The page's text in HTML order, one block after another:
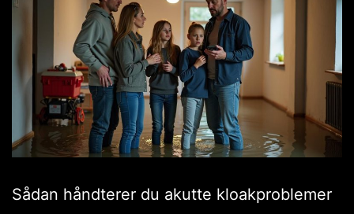
Sådan håndterer du akutte kloakproblemer